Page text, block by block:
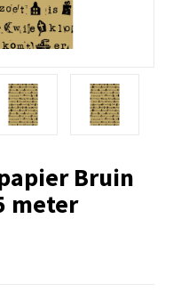
Bruin
meter